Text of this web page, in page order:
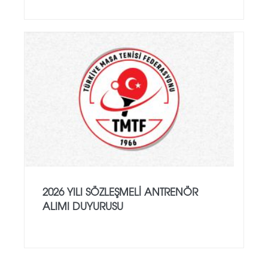
2026 YILI SÖZLEŞMELI ANTRENÖR
ALIMI DUYURUSU